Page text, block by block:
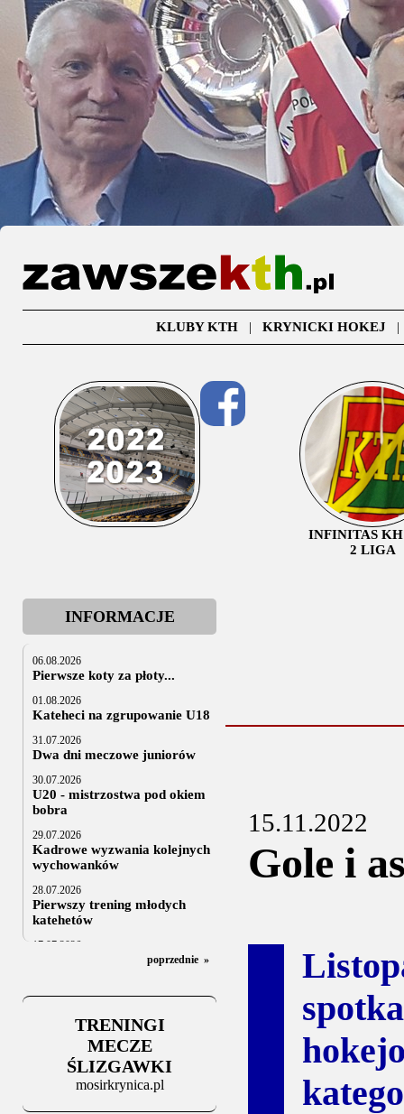
KLUBY KTH| KRYNICKI HOKEJ
INFINITAS
2 LIGA
INFORMACJE
06.08.2026
Pierwsze koty za płoty...
01.08.2026
Kateheci na zgrupowanie U18
31.07.2026
Dwa dni meczowe juniorów
30.07.2026
U20 - mistrzostwa pod okiem
bobra
29.07.2026
Kadrowe wyzwania kolejnych
wychowanków
28.07.2026
Pierwszy trening młodych
katehetów
17.07.2026
U20: z kraju i z zagranicy
Za trzy tygodnie na lód
06.07.2025
Stowarzyszenie po Walnym
poprzednie »
TRENINGI
MECZE
ŚLIZGAWKI
mosirkrynica.pl
15.11.2022
Gole i